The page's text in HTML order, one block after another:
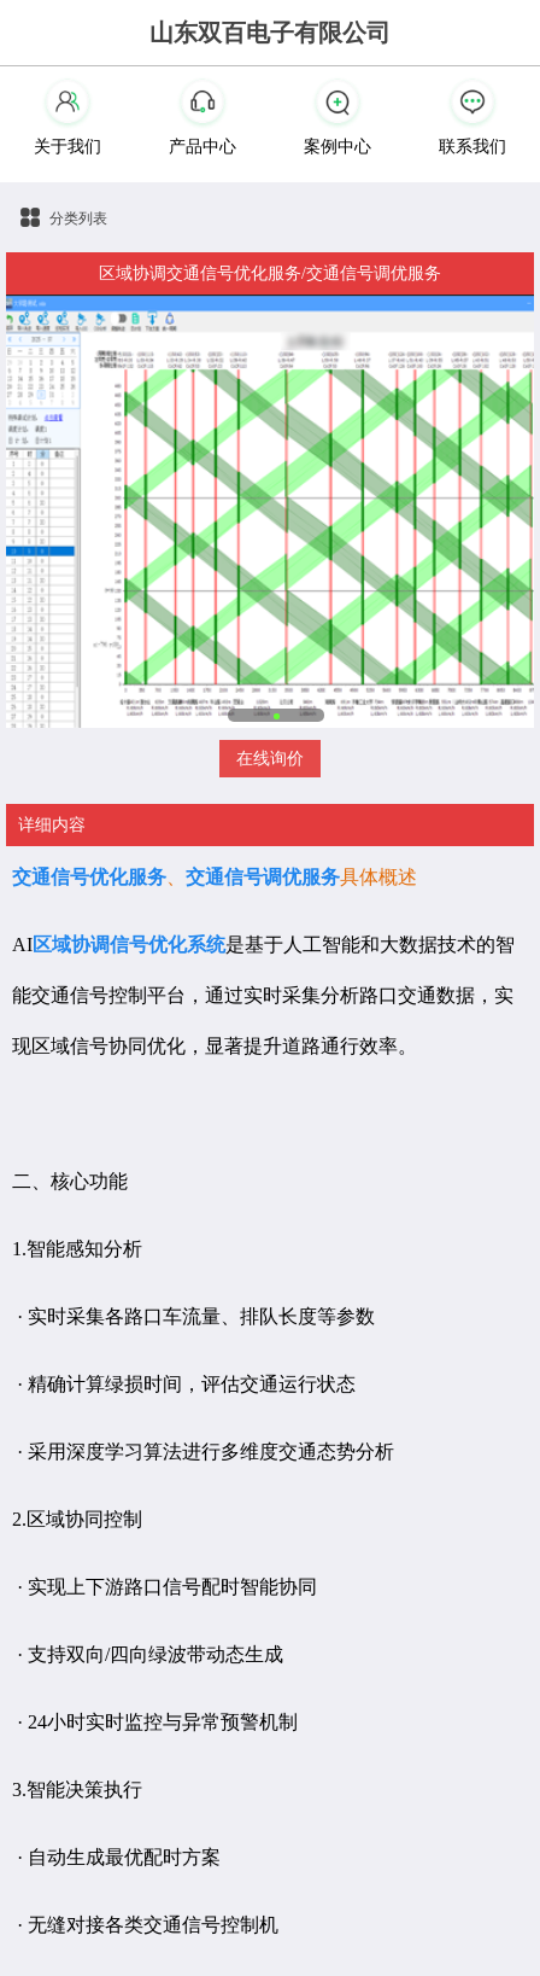
山东双百电子有限公司
关于我们 产品中心 案例中心 联系我们
分类列表
区域协调交通信号优化服务/交通信号调优服务
在线询价
详细内容
交通信号优化服务 交通信号调优服务具体概述
AI区域协调信号优化系统是基于人工智能和大数据技术的智
能交通信号控制平台，通过实时采集分析路口交通数据，实
现区域信号协同优化，显著提升道路通行效率。
二、核心功能
1.智能感知分析
· 实时采集各路口车流量、排队长度等参数
· 精确计算绿损时间，评估交通运行状态
· 采用深度学习算法进行多维度交通态势分析
2.区域协同控制
· 实现上下游路口信号配时智能协同
· 支持双向/四向绿波带动态生成
· 24小时实时监控与异常预警机制
3.智能决策执行
· 自动生成最优配时方案
· 无缝对接各类交通信号控制机